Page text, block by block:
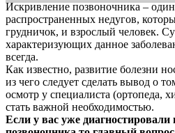
Искривление позвоночника –
распространенных недугов,
грудничок, и взрослый человек.
характеризующих данное
всегда.
Как известно, развитие болезни
из чего следует сделать вывод о
осмотр у специалиста (ортопеда,
стать важной необходимостью.
Если у вас уже диагностировали